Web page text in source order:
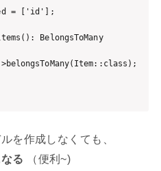
= ['id'];
BelongsToMany
を作成しなくても、
る （便利~)